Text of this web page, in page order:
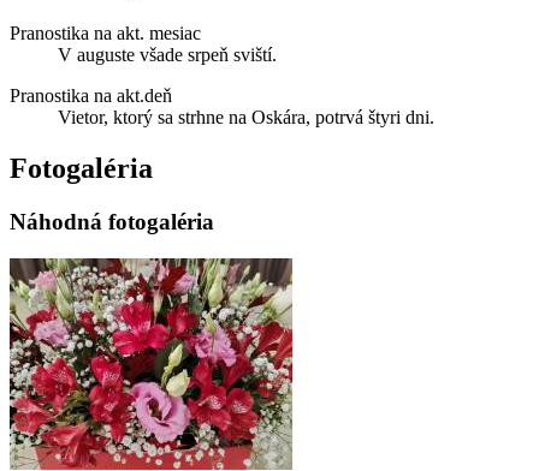
Pranostika na akt. mesiac
V auguste všade srpeň sviští.
Pranostika na akt.deň
Vietor, ktorý sa strhne na Oskára, potrvá štyri dni.
Fotogaléria
Náhodná fotogaléria